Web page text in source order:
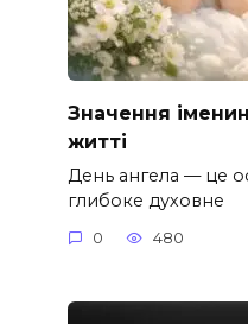
Значення
житті
День ангела — це
глибоке духовне
0 480